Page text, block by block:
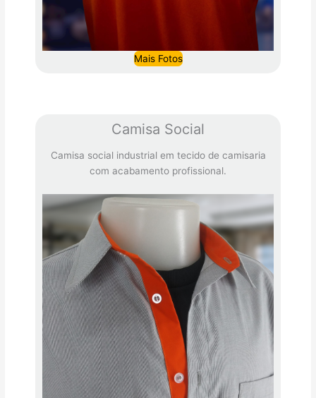
Mais Fotos
Camisa Social
Camisa social industrial em tecido de camisaria
com acabamento profissional.